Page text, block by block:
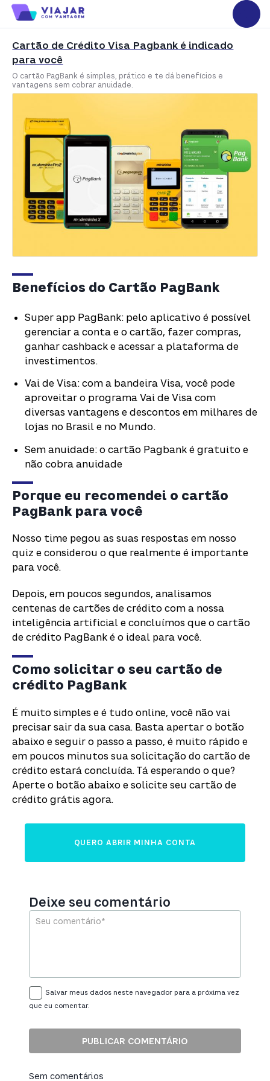
Cartão de Crédito Visa Pagbank é indicado
para você
O cartão PagBank é simples, prático e te dá benefícios e
vantagens sem cobrar anuidade.
Benefícios do Cartão PagBank
Super app PagBank: pelo aplicativo é possível
gerenciar a conta e o cartão, fazer compras,
ganhar cashback e acessar a plataforma de
investimentos.
Vai de Visa: com a bandeira Visa, você pode
aproveitar o programa Vai de Visa com
diversas vantagens e descontos em milhares de
lojas no Brasil e no Mundo.
Sem anuidade: o cartão Pagbank é gratuito e
não cobra anuidade
Porque eu recomendei o cartão
PagBank para você
Nosso time pegou as suas respostas em nosso
quiz e considerou o que realmente é importante
para você.
Depois, em poucos segundos, analisamos
centenas de cartões de crédito com a nossa
inteligência artificial e concluímos que o cartão
de crédito PagBank é o ideal para você.
Como solicitar o seu cartão de
crédito PagBank
É muito simples e é tudo online, você não vai
precisar sair da sua casa. Basta apertar o botão
abaixo e seguir o passo a passo, é muito rápido e
em poucos minutos sua solicitação do cartão de
crédito estará concluída. Tá esperando o que?
Aperte o botão abaixo e solicite seu cartão de
crédito grátis agora.
QUERO ABRIR MINHA CONTA
Deixe seu comentário
Salvar meus dados neste navegador para a próxima vez
que eu comentar.
Sem comentários